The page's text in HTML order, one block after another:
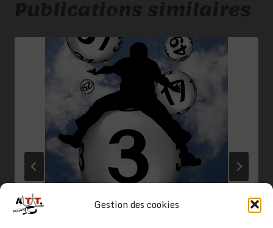
Gestion des cookies
Retour sur notre Loto